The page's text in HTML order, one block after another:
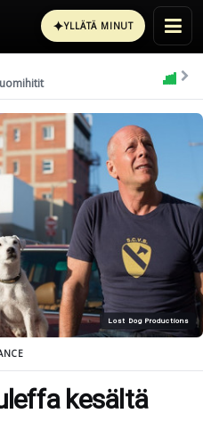
✦YLLÄTÄ MINUT
Lost Dog Productions
kesältä